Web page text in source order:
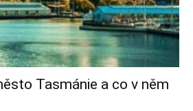
Tasmánie a co v něm